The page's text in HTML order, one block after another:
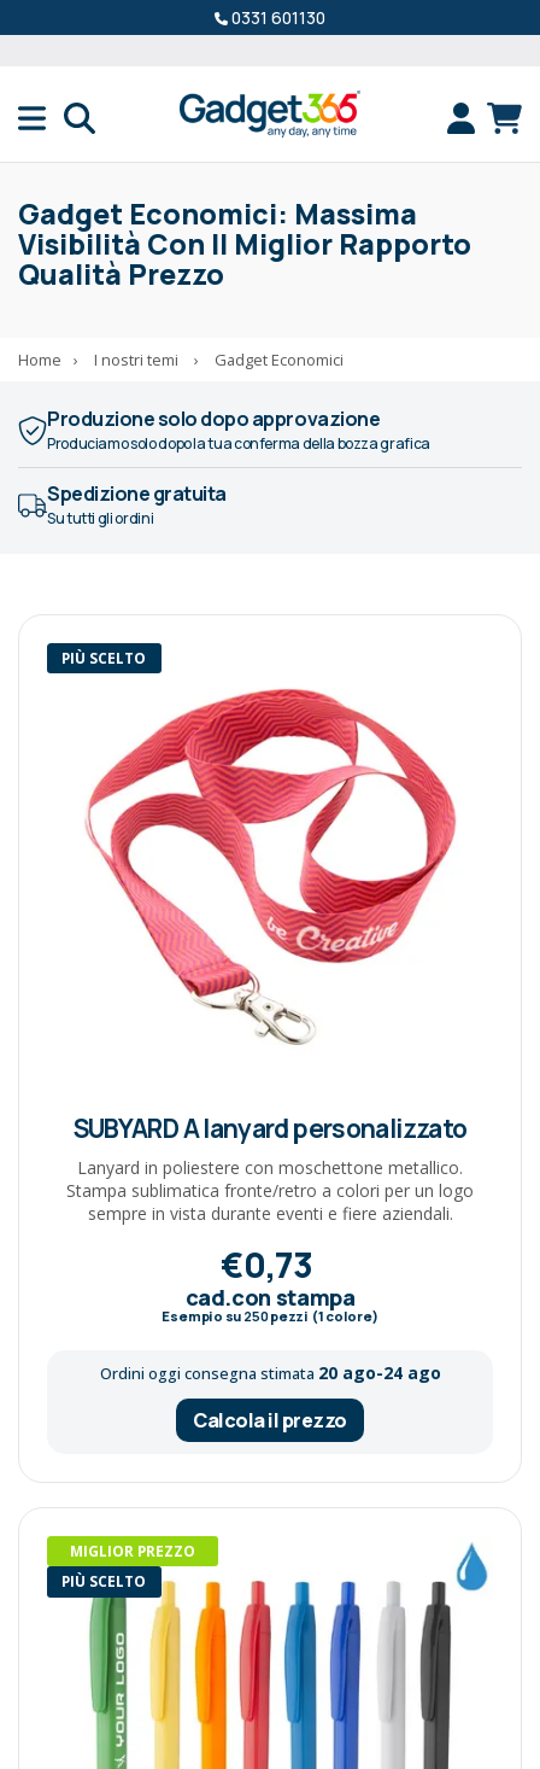
0331 601130
Gadget Economici: Massima
Visibilità Con Il Miglior Rapporto
Qualità Prezzo
Home › I nostri temi › Gadget Economici
Produzione solo dopo approvazione
Produciamo solo dopo la tua conferma della bozza grafica
Spedizione gratuita
Su tutti gli ordini
PIÙ SCELTO
SUBYARD A lanyard personalizzato
Lanyard in poliestere con moschettone metallico.
Stampa sublimatica fronte/retro a colori per un logo
sempre in vista durante eventi e fiere aziendali.
€0,73
cad.con stampa
Esempio su 250pezzi (1 colore)
Ordini oggi consegna stimata 20 ago-24 ago
Calcola il prezzo
MIGLIOR PREZZO
PIÙ SCELTO